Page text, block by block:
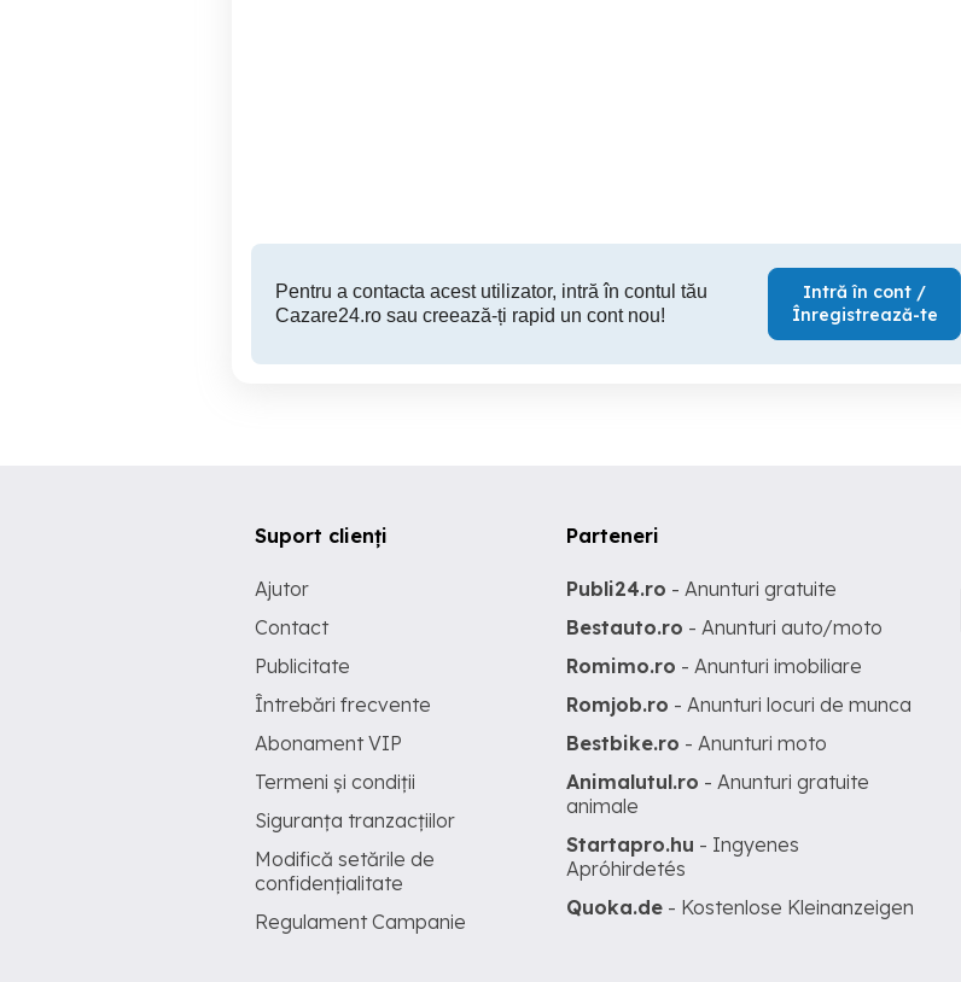
Pentru a contacta acest utilizator, intră în contul tău
Cazare24.ro sau creează-ți rapid un cont nou!
Intră în cont /
Înregistrează-te
Suport clienți
Ajutor
Contact
Publicitate
Întrebări frecvente
Abonament VIP
Termeni și condiții
Siguranța tranzacțiilor
Modifică setările de
confidențialitate
Regulament Campanie
Parteneri
Publi24.ro - Anunturi gratuite
Bestauto.ro - Anunturi auto/moto
Romimo.ro - Anunturi imobiliare
Romjob.ro - Anunturi locuri de munca
Bestbike.ro - Anunturi moto
Animalutul.ro - Anunturi gratuite
animale
Startapro.hu - Ingyenes
Apróhirdetés
Quoka.de - Kostenlose Kleinanzeigen